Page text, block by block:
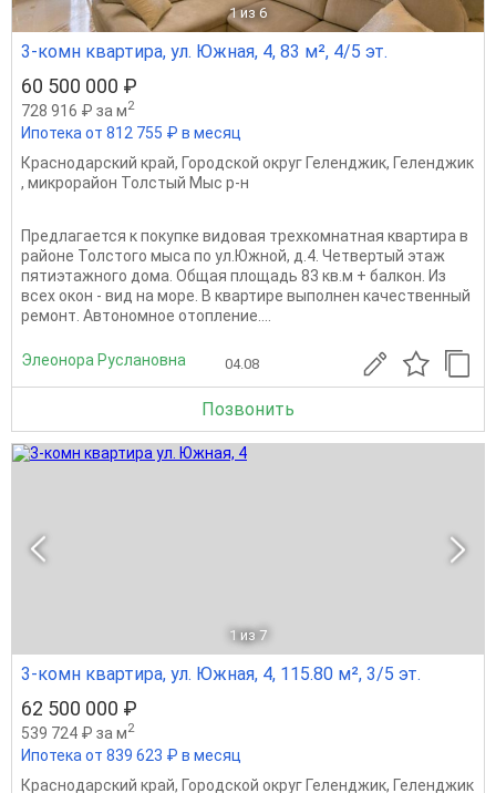
1 из 6
3-комн квартира, ул. Южная, 4, 83 м², 4/5 эт.
60 500 000 ₽
728 916 ₽ за м2
Ипотека от 812 755 ₽ в месяц
Краснодарский край, Городской округ Геленджик, Геленджик
, микрорайон Толстый Мыс р-н
Предлагается к покупке видовая трехкомнатная квартира в
районе Толстого мыса по ул.Южной, д.4. Четвертый этаж
пятиэтажного дома. Общая площадь 83 кв.м + балкон. Из
всех окон - вид на море. В квартире выполнен качественный
ремонт. Автономное отопление....
Элеонора Руслановна 04.08
Позвонить
1 из 7
3-комн квартира, ул. Южная, 4, 115.80 м², 3/5 эт.
62 500 000 ₽
539 724 ₽ за м2
Ипотека от 839 623 ₽ в месяц
Краснодарский край, Городской округ Геленджик, Геленджик